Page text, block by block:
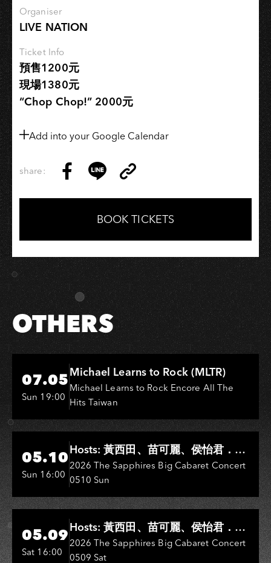
Organiser
LIVE NATION
Ticket Info
預售1200元
現場1380元
“Chop Chop!” 2000元
Add into your Google Calendar
share:
on
Facebook
on
LINE
Link
Copy
BOOK TICKETS
OTHERS
Hi-Ing Music Hall
07.05
Sun 19:00
Michael Learns to Rock (MLTR)
Michael Learns to Rock Encore All The
Hits Taiwan
Hi-Ing Music Hall
05.10
Sun 16:00
Hosts: 黃西田、苗可麗、侯怡君．
Entertainers: 葉啟田、鳥來嬤-吳
敏、王彩樺、王瑞霞、吳淑敏、施文
彬、邵大倫、曹雅雯、陳孟賢、黃露
瑤
2026 The Sapphires Big Cabaret Concert
0510 Sun
Hi-Ing Music Hall
05.09
Sat 16:00
Hosts: 黃西田、苗可麗、侯怡君．
Entertainers: 葉啟田、鳥來嬤-吳
2026 The Sapphires Big Cabaret Concert
0509 Sat